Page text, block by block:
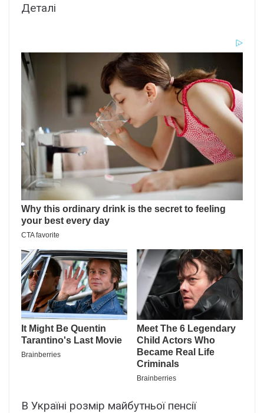
Деталі
В Україні розмір майбутньої пенсії